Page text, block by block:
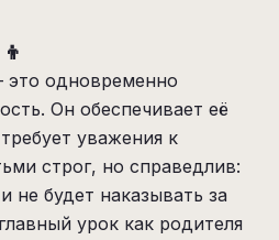
это одновременно
Он обеспечивает её
уважения к
строг, но справедлив:
не будет наказывать за
урок как родителя